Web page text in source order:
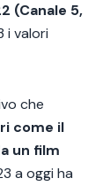
(Canale 5,
i valori
che
come il
un film
a oggi ha